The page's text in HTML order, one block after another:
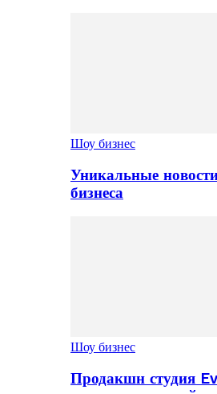
Шоу бизнес
Уникальные
бизнеса
Шоу бизнес
Продакшн студия